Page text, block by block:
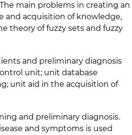
main problems in creating an
and acquisition of knowledge,
theory of fuzzy sets and fuzzy
and preliminary diagnosis
unit; unit database
unit aid in the acquisition of
and preliminary diagnosis.
and symptoms is used